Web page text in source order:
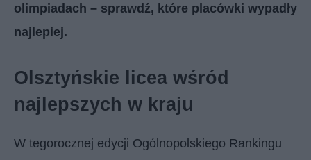
olimpiadach – sprawdź, które placówki wypadły
najlepiej.
Olsztyńskie licea wśród
najlepszych w kraju
W tegorocznej edycji Ogólnopolskiego Rankingu